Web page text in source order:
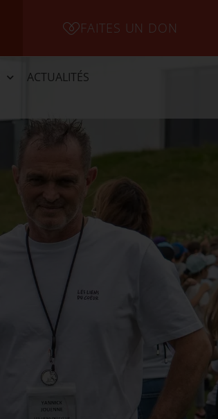
FAITES UN DON
ACTUALITÉS